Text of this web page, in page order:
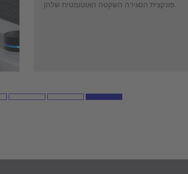
פונקצית הסגירה השקטה האוטומטית שלהן.